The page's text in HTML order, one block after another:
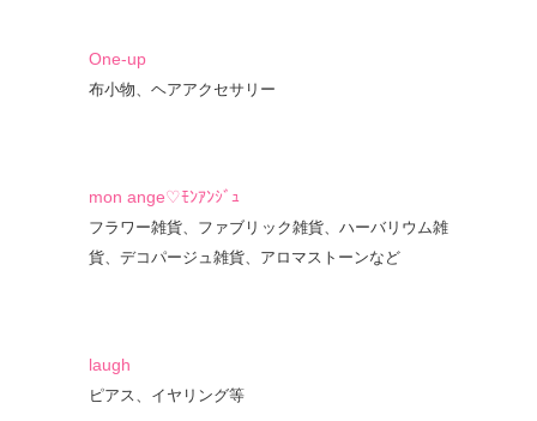
One-up
布小物、ヘアアクセサリー
mon ange♡ﾓﾝｱﾝｼﾞｭ
フラワー雑貨、ファブリック雑貨、ハーバリウム雑
貨、デコパージュ雑貨、アロマストーンなど
laugh
ピアス、イヤリング等